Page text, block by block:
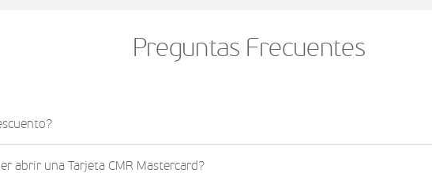
Preguntas Frecuentes
abrir una Tarjeta CMR Mastercard?